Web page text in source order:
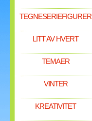
TEGNESERIEFIGURER
LITT AV HVERT
TEMAER
VINTER
KREATIVITET